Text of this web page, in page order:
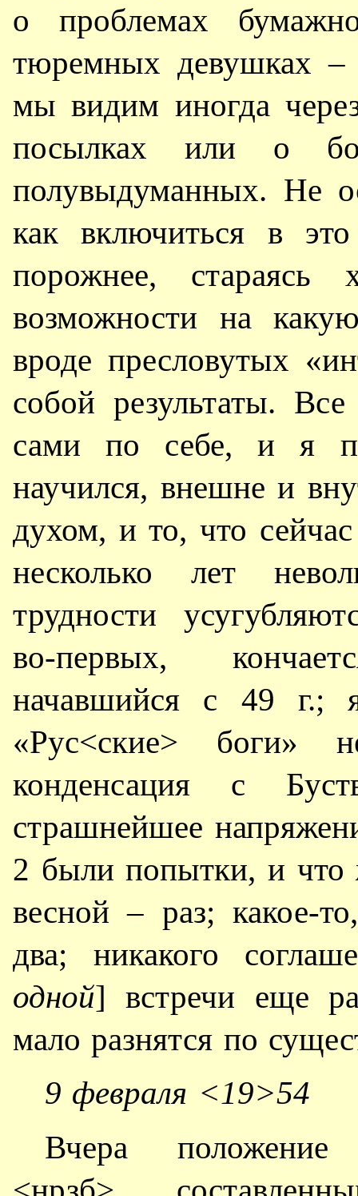
о проблемах
тюремных девушках –
мы видим иногда
посылках или о
полувыдуманных. Не
как включиться в
порожнее, стараясь
возможности на
вроде пресловутых
собой результаты.
сами по себе, и я
научился, внешне и
духом, и то, что
несколько лет
трудности
во-первых,
начавшийся с 49 г.;
«Рус<ские> боги»
конденсация с
страшнейшее
2 были попытки, и что
весной – раз; какое-
два; никакого
одной] встречи еще
мало разнятся по
9 февраля <19>54
Вчера положение